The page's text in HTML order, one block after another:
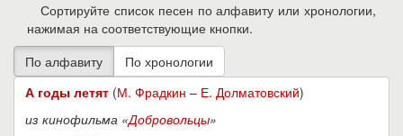
Сортируйте список песен по алфавиту или хронологии,
нажимая на соответствующие кнопки.
А годы летят (М. Фрадкин – Е. Долматовский)
из кинофильма «Добровольцы»